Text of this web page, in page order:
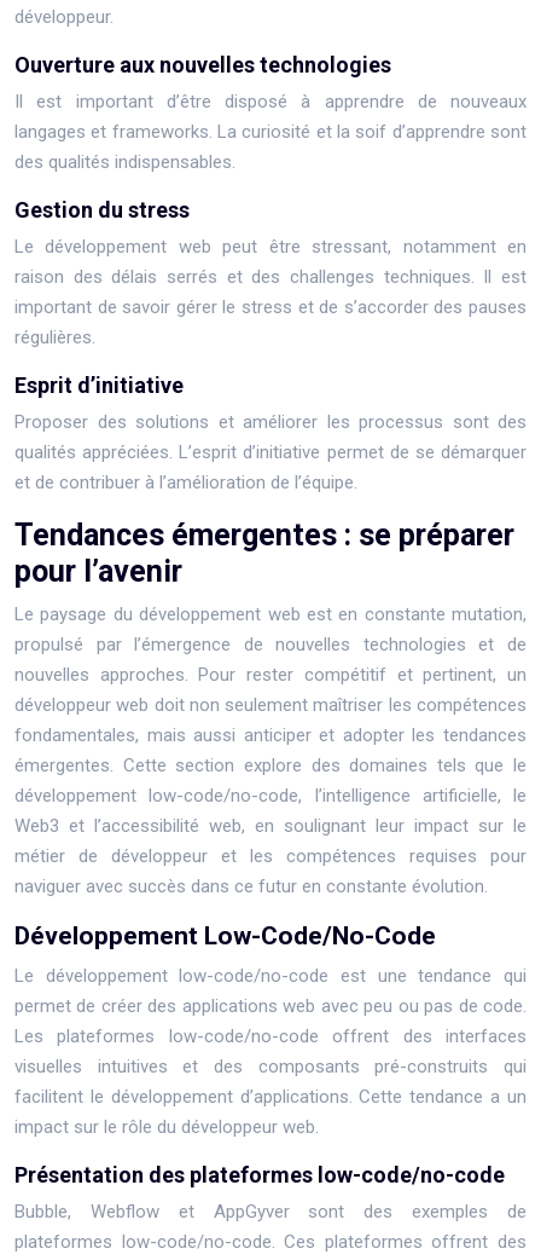
développeur.
Ouverture aux nouvelles technologies
Il est important d’être disposé à apprendre de nouveaux
langages et frameworks. La curiosité et la soif d’apprendre sont
des qualités indispensables.
Gestion du stress
Le développement web peut être stressant, notamment en
raison des délais serrés et des challenges techniques. Il est
important de savoir gérer le stress et de s’accorder des pauses
régulières.
Esprit d’initiative
Proposer des solutions et améliorer les processus sont des
qualités appréciées. L’esprit d’initiative permet de se démarquer
et de contribuer à l’amélioration de l’équipe.
Tendances émergentes : se préparer
pour l’avenir
Le paysage du développement web est en constante mutation,
propulsé par l’émergence de nouvelles technologies et de
nouvelles approches. Pour rester compétitif et pertinent, un
développeur web doit non seulement maîtriser les compétences
fondamentales, mais aussi anticiper et adopter les tendances
émergentes. Cette section explore des domaines tels que le
développement low-code/no-code, l’intelligence artificielle, le
Web3 et l’accessibilité web, en soulignant leur impact sur le
métier de développeur et les compétences requises pour
naviguer avec succès dans ce futur en constante évolution.
Développement Low-Code/No-Code
Le développement low-code/no-code est une tendance qui
permet de créer des applications web avec peu ou pas de code.
Les plateformes low-code/no-code offrent des interfaces
visuelles intuitives et des composants pré-construits qui
facilitent le développement d’applications. Cette tendance a un
impact sur le rôle du développeur web.
Présentation des plateformes low-code/no-code
Bubble, Webflow et AppGyver sont des exemples de
plateformes low-code/no-code. Ces plateformes offrent des